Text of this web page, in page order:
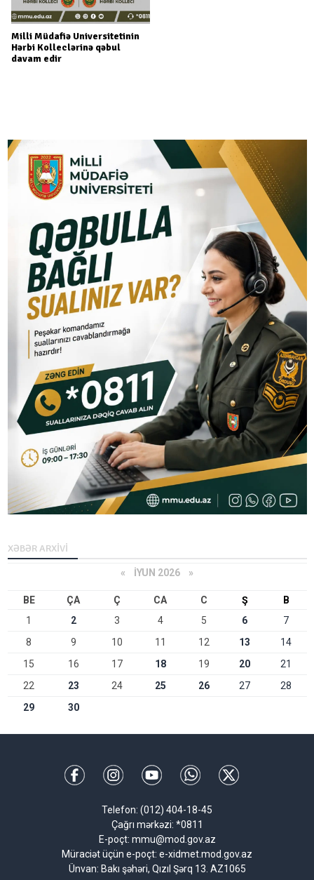
Milli Müdafiə Universitetinin
Hərbi Kolleclərinə qəbul
davam edir
XƏBƏR ARXİVİ
« İYUN 2026 »
BE ÇA Ç CA C Ş
B
1
2 3 4 5 6
7
8
9 10 11 12 13
14
15
16 17 18 19 20
21
22
23 24 25 26 27
28
29
30
Telefon: (012) 404-18-45
Çağrı mərkəzi: *0811
E-poçt: mmu@mod.gov.az
Müraciət üçün e-poçt: e-xidmet.mod.gov.az
Ünvan: Bakı şəhəri, Qızıl Şərq 13. AZ1065